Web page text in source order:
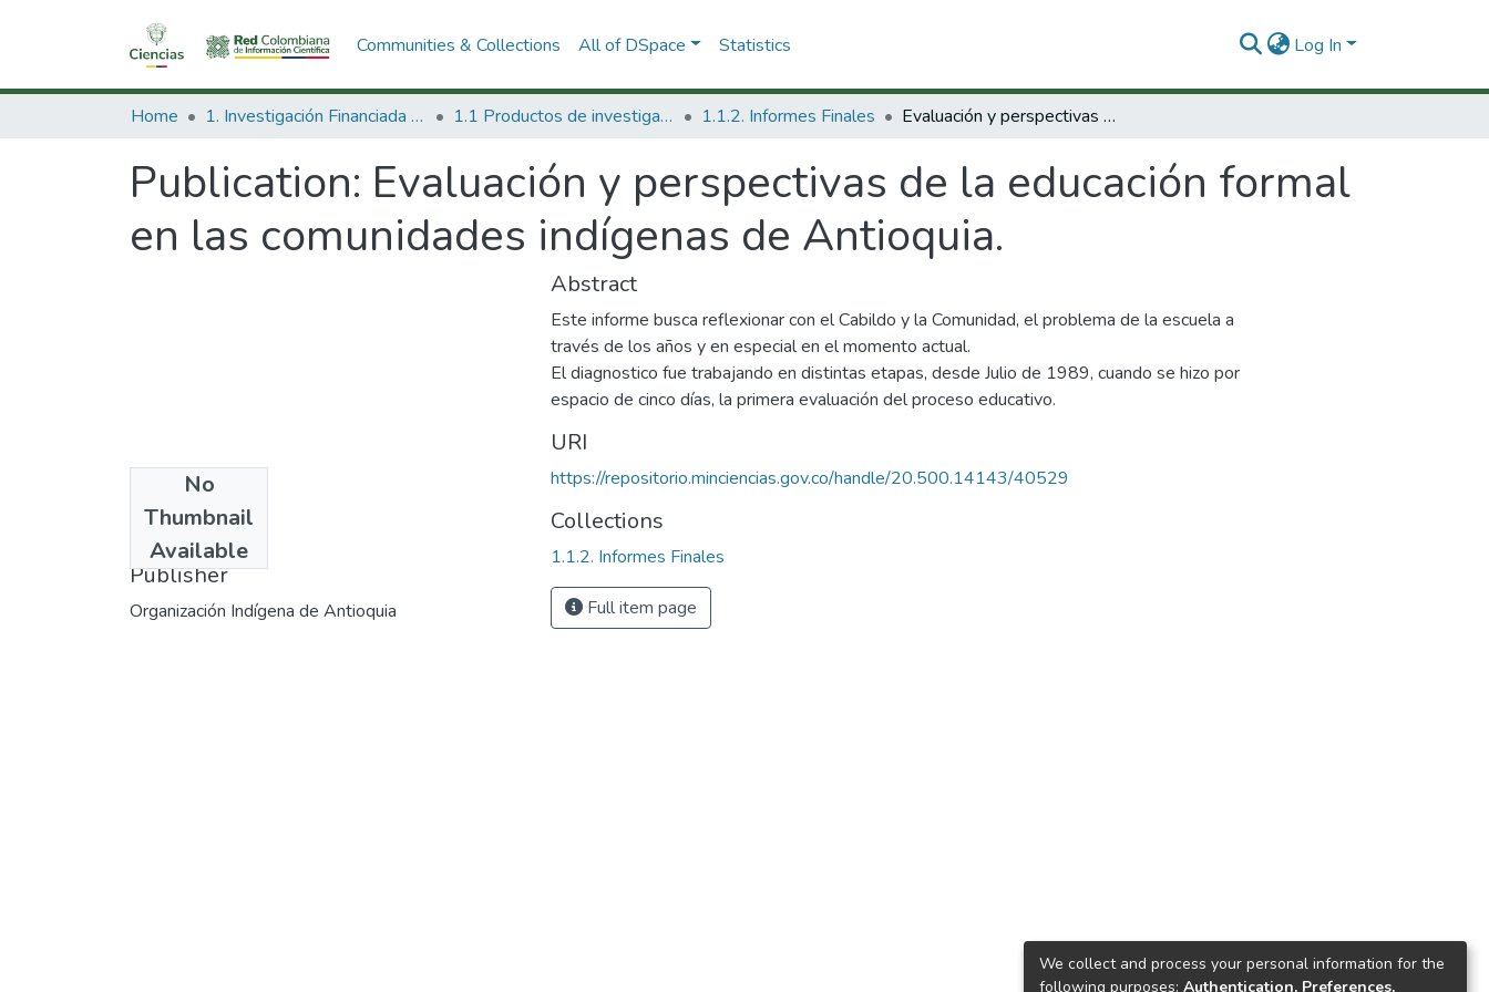
Communities & Collections All of DSpace Statistics Log In
Home 1. Investigación Financiada con Recursos Públicos 1.1 Productos de investigación 1.1.2. Informes Finales Evaluación y perspectivas de la educación formal en las comunidades indígenas de Antioquia.
Publication: Evaluación y perspectivas de la educación formal
en las comunidades indígenas de Antioquia.
No
Thumbnail
Available
1990
Publisher
Organización Indígena de Antioquia
Abstract
Este informe busca reflexionar con el Cabildo y la Comunidad, el problema de la escuela a
través de los años y en especial en el momento actual.
El diagnostico fue trabajando en distintas etapas, desde Julio de 1989, cuando se hizo por
espacio de cinco días, la primera evaluación del proceso educativo.
URI
https://repositorio.minciencias.gov.co/handle/20.500.14143/40529
Collections
1.1.2. Informes Finales
Full item page
We collect and process your personal information for the
following purposes: Authentication, Preferences,